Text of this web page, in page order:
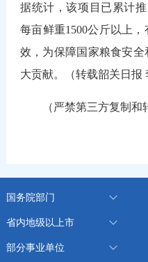
据统计，该项目已累计
每亩鲜重1500公斤以上
效，为保障国家粮食安
大贡献。（转载韶关日报
（严禁第三方复制和
国务院部门
省内地级以上市
部分事业单位